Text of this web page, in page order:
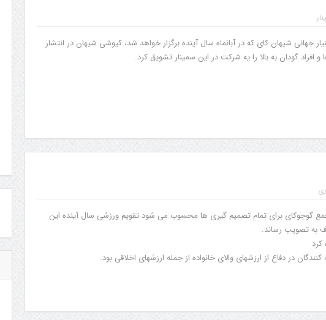
جهانی شیهان کای که در آبانماه سال آینده برگزار خواهد شد، کیوشی شیهان در انتشار
و افراد گودان به بالا را یه شرکت در این سمینار تشویق کرد.
گوجوكاى براى تمام تصميم گيرى ها محسوب مى شود تقويم ورزشى سال آينده اين
به تصويب رساند.
در دفاع از ارزشهاى والاى خانواده از جمله ارزشهاى اخلاقى بود.